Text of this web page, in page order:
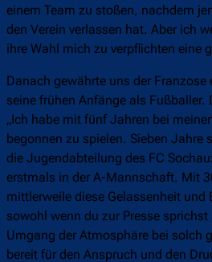
einem Team zu stoßen, nachdem
den Verein verlassen hat. Aber ich
ihre Wahl mich zu verpflichten eine
Danach gewährte uns der Franzose
seine frühen Anfänge als Fußballer.
„Ich habe mit fünf Jahren bei
begonnen zu spielen. Sieben Jahre
die Jugendabteilung des FC
erstmals in der A-Mannschaft. Mit
mittlerweile diese Gelassenheit und
sowohl wenn du zur Presse
Umgang der Atmosphäre bei solch
bereit für den Anspruch und den